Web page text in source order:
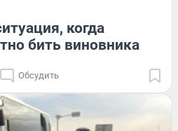
когда
бить виновника
Обсудить